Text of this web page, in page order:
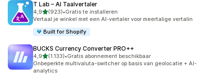
T Lab – AI Taalvertaler
4,9van 5 sterren
(923)
923 recensies in totaal
•Gratis te installeren
Vertaal je winkel met een AI-vertaler voor meertalige vertalin
Built for Shopify
BUCKS Currency Converter PRO++
4,9van 5 sterren
(1.133)
1133 recensies in totaal
•Gratis abonnement beschikbaar
Onbeperkte multivaluta-switcher op basis van geolocatie + AI-
analytics